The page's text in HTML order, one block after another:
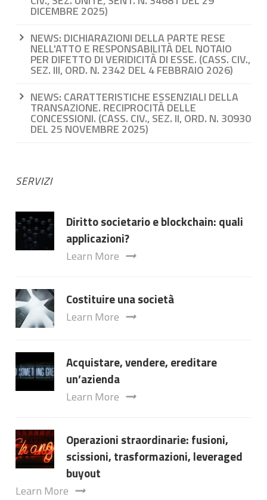
DICEMBRE 2025)
NEWS: DICHIARAZIONI DELLA PARTE RESE
NELL'ATTO E RESPONSABILITÀ DEL NOTAIO
PER DIFETTO DI VERIDICITÀ DI ESSE. (CASS. CIV.,
SEZ. III, ORD. N. 2342 DEL 4 FEBBRAIO 2026)
NEWS: CARATTERISTICHE ESSENZIALI DELLA
TRANSAZIONE. RECIPROCITÀ DELLE
CONCESSIONI. (CASS. CIV., SEZ. II, ORD. N. 30930
DEL 25 NOVEMBRE 2025)
SERVIZI
Diritto societario e blockchain: quali
applicazioni?
Learn More
Costituire una società
Learn More
Acquistare, vendere, ereditare
un’azienda
Learn More
Operazioni straordinarie: fusioni,
scissioni, trasformazioni, leveraged
buyout
Learn More